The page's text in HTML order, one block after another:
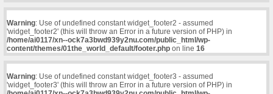
Warning: Use of undefined constant widget_footer2 - assumed
'widget_footer2' (this will throw an Error in a future version of PHP) in
/home/ai0117/xn--ock7a3bwd939y2nu.com/public_html/wp-
content/themes/01the_world_default/footer.phpon line 16
Warning: Use of undefined constant widget_footer3 - assumed
'widget_footer3' (this will throw an Error in a future version of PHP) in